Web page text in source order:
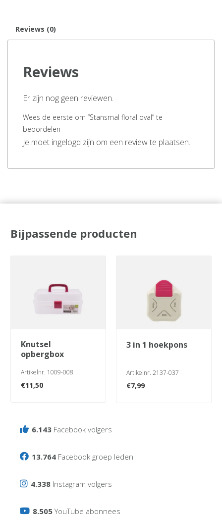
Reviews (0)
Reviews
Er zijn nog geen reviewen.
Wees de eerste om “Stansmal floral oval” te
beoordelen
Je moet ingelogd zijn om een review te plaatsen.
Bijpassende producten
knutsel
opbergbox
Artikelnr. 1009-008
€11,50
3 in 1 hoekpons
Artikelnr. 2137-037
€7,99
6.143 Facebook volgers
13.764 Facebook groep leden
4.338 Instagram volgers
8.505YouTube abonnees